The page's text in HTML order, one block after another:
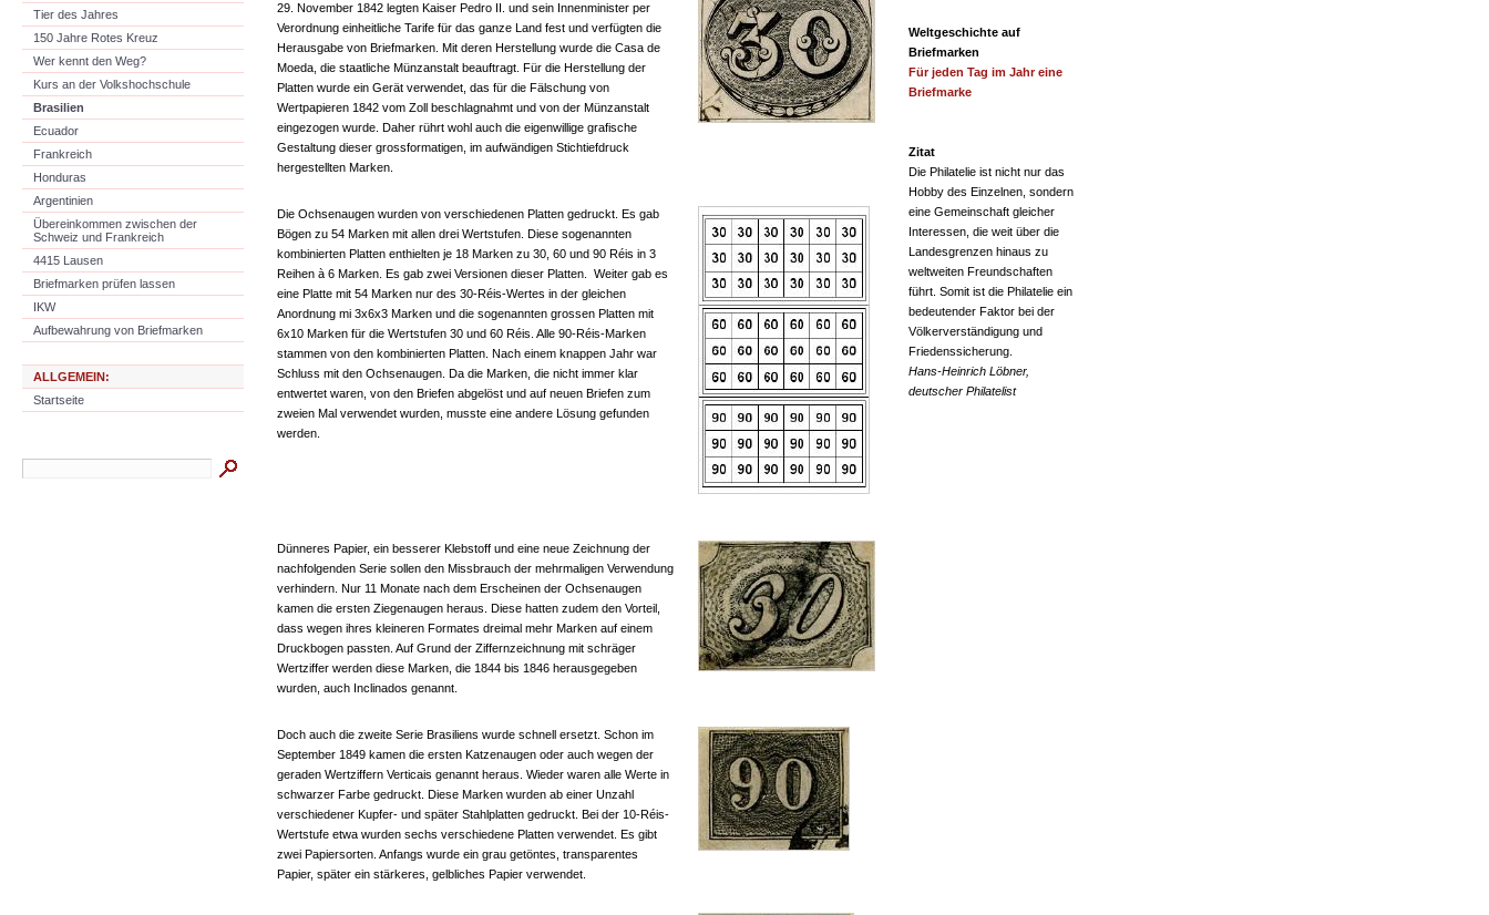
Tier des Jahres
150 Jahre Rotes Kreuz
Wer kennt den Weg?
Kurs an der Volkshochschule
Brasilien
Ecuador
Frankreich
Honduras
Argentinien
Übereinkommen zwischen der
Schweiz und Frankreich
4415 Lausen
Briefmarken prüfen lassen
IKW
Aufbewahrung von Briefmarken
ALLGEMEIN:
Startseite
29. November 1842 legten Kaiser Pedro II. und sein Innenminister per
Verordnung einheitliche Tarife für das ganze Land fest und verfügten die
Herausgabe von Briefmarken. Mit deren Herstellung wurde die Casa de
Moeda, die staatliche Münzanstalt beauftragt. Für die Herstellung der
Platten wurde ein Gerät verwendet, das für die Fälschung von
Wertpapieren 1842 vom Zoll beschlagnahmt und von der Münzanstalt
eingezogen wurde. Daher rührt wohl auch die eigenwillige grafische
Gestaltung dieser grossformatigen, im aufwändigen Stichtiefdruck
hergestellten Marken.
Die Ochsenaugen wurden von verschiedenen Platten gedruckt. Es gab
Bögen zu 54 Marken mit allen drei Wertstufen. Diese sogenannten
kombinierten Platten enthielten je 18 Marken zu 30, 60 und 90 Réis in 3
Reihen à 6 Marken. Es gab zwei Versionen dieser Platten. Weiter gab es
eine Platte mit 54 Marken nur des 30-Réis-Wertes in der gleichen
Anordnung mi 3x6x3 Marken und die sogenannten grossen Platten mit
6x10 Marken für die Wertstufen 30 und 60 Réis. Alle 90-Réis-Marken
stammen von den kombinierten Platten. Nach einem knappen Jahr war
Schluss mit den Ochsenaugen. Da die Marken, die nicht immer klar
entwertet waren, von den Briefen abgelöst und auf neuen Briefen zum
zweien Mal verwendet wurden, musste eine andere Lösung gefunden
werden.
Dünneres Papier, ein besserer Klebstoff und eine neue Zeichnung der
nachfolgenden Serie sollen den Missbrauch der mehrmaligen Verwendung
verhindern. Nur 11 Monate nach dem Erscheinen der Ochsenaugen
kamen die ersten Ziegenaugen heraus. Diese hatten zudem den Vorteil,
dass wegen ihres kleineren Formates dreimal mehr Marken auf einem
Druckbogen passten. Auf Grund der Ziffernzeichnung mit schräger
Wertziffer werden diese Marken, die 1844 bis 1846 herausgegeben
wurden, auch Inclinados genannt.
Doch auch die zweite Serie Brasiliens wurde schnell ersetzt. Schon im
September 1849 kamen die ersten Katzenaugen oder auch wegen der
geraden Wertziffern Verticais genannt heraus. Wieder waren alle Werte in
schwarzer Farbe gedruckt. Diese Marken wurden ab einer Unzahl
verschiedener Kupfer- und später Stahlplatten gedruckt. Bei der 10-Réis-
Wertstufe etwa wurden sechs verschiedene Platten verwendet. Es gibt
zwei Papiersorten. Anfangs wurde ein grau getöntes, transparentes
Papier, später ein stärkeres, gelbliches Papier verwendet.
Weltgeschichte auf
Briefmarken
Für jeden Tag im Jahr eine
Briefmarke
Zitat
Die Philatelie ist nicht nur das
Hobby des Einzelnen, sondern
eine Gemeinschaft gleicher
Interessen, die weit über die
Landesgrenzen hinaus zu
weltweiten Freundschaften
führt. Somit ist die Philatelie ein
bedeutender Faktor bei der
Völkerverständigung und
Friedenssicherung.
Hans-Heinrich Löbner,
deutscher Philatelist